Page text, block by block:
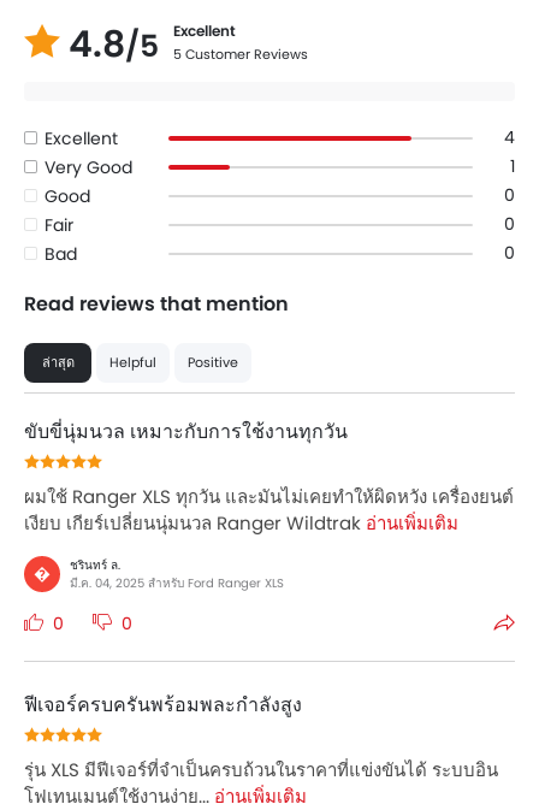
4.8/5 Excellent
5 Customer Reviews
Excellent
4
Very Good
1
Good
0
Fair
0
Bad
0
Read reviews that mention
ล่าสุด Helpful Positive
ขับขี่นุ่มนวล เหมาะกับการใช้งานทุกวัน
ผมใช้ Ranger XLS ทุกวัน และมันไม่เคยทำให้ผิดหวัง เครื่องยนต์
เงียบ เกียร์เปลี่ยนนุ่มนวล Ranger Wildtrak อ่านเพิ่มเติม
�
ชรินทร์ ล.
มี.ค. 04, 2025 สำหรับ Ford Ranger XLS
0 0
ฟีเจอร์ครบครันพร้อมพละกำลังสูง
รุ่น XLS มีฟีเจอร์ที่จำเป็นครบถ้วนในราคาที่แข่งขันได้ ระบบอิน
โฟเทนเมนต์ใช้งานง่าย... อ่านเพิ่มเติม